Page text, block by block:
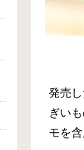
発売
ぎい
モを